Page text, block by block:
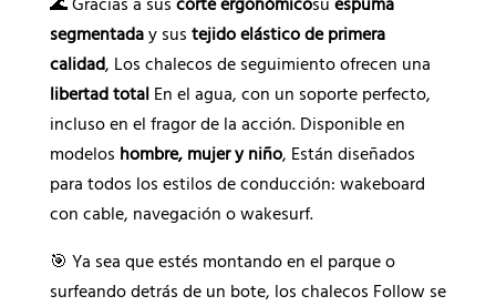
segmentaday sus tejido elástico de primera
calidad, Los chalecos de seguimiento ofrecen una
libertad totalEn el agua, con un soporte perfecto,
incluso en el fragor de la acción. Disponible en
modelos hombre, mujer y niño, Están diseñados
para todos los estilos de conducción: wakeboard
con cable, navegación o wakesurf.
🎯 Ya sea que estés montando en el parque o
surfeando detrás de un bote, los chalecos Follow se